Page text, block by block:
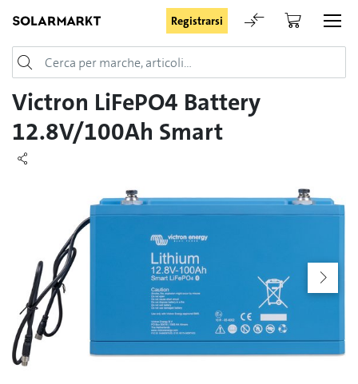
Registrarsi
Login
Registrarsi
Password dimenticata
Richiesta di registrazione per login
Victron LiFePO4 Battery
12.8V/100Ah Smart